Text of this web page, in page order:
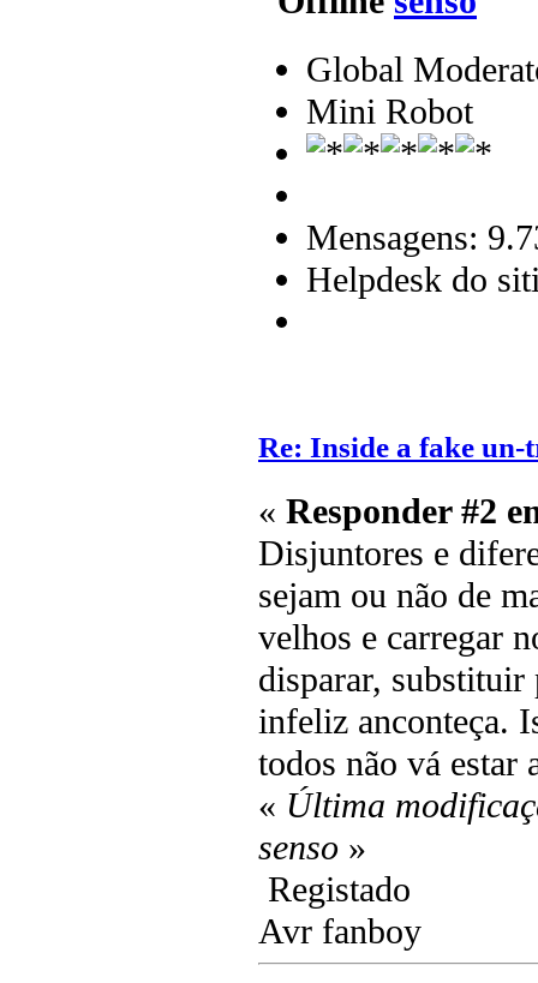
Global
Mini Robot
Mensagens:
Helpdesk do
Re: Inside a fake
« Responder #2
Disjuntores e
sejam ou não de
velhos e carregar
disparar, substituir
infeliz anconteça.
todos não vá estar
« Última
senso »
Registado
Avr fanboy